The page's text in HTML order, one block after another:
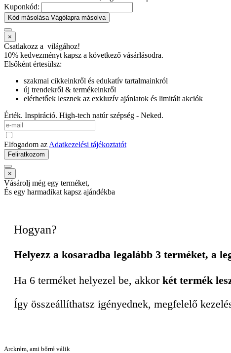
Kuponkód:
Kód másolása Vágólapra másolva
×
Csatlakozz a világához!
10% kedvezményt kapsz a következő vásárlásodra.
Elsőként értesülsz:
szakmai cikkeinkről és edukatív tartalmainkról
új trendekről & termékeinkről
elérhetőek lesznek az exkluzív ajánlatok és limitált akciók
Érték. Inspiráció. High-tech natúr szépség - Neked.
Elfogadom az Adatkezelési tájékoztatót
Feliratkozom
×
Vásárolj még egy terméket,
És egy harmadikat kapsz ajándékba
Hogyan?
Helyezz a kosaradba legalább 3 terméket, a
Ha 6 terméket helyezel be, akkor két termék
Így összeállíthatsz igényednek, megfelelő
Arckrém, ami bőrré válik